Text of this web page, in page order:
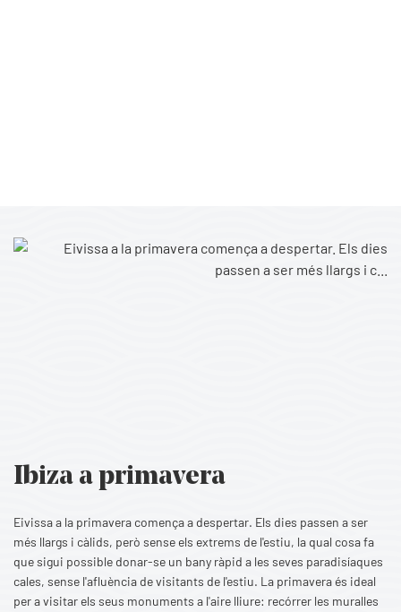
Ibiza a primavera
Eivissa a la primavera comença a despertar. Els dies passen a ser
més llargs i càlids, però sense els extrems de l'estiu, la qual cosa fa
que sigui possible donar-se un bany ràpid a les seves paradisíaques
cales, sense l'afluència de visitants de l'estiu. La primavera és ideal
per a visitar els seus monuments a l'aire lliure: recórrer les muralles